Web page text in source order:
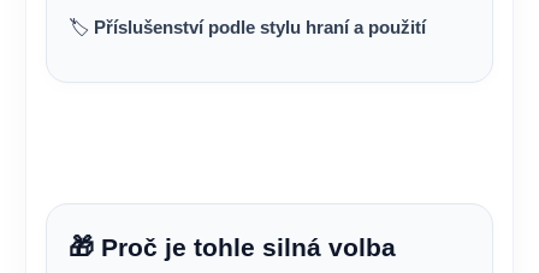
🏷️ Příslušenství podle stylu hraní a použití
🎁 Proč je tohle silná volba